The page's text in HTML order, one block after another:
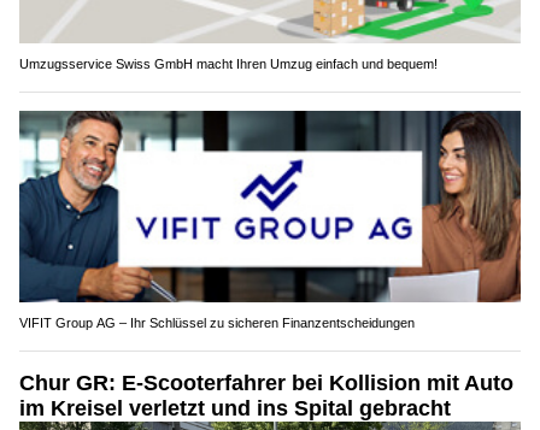
Umzugsservice Swiss GmbH macht Ihren Umzug einfach und bequem!
VIFIT Group AG – Ihr Schlüssel zu sicheren Finanzentscheidungen
Chur GR: E-Scooterfahrer bei Kollision mit Auto
im Kreisel verletzt und ins Spital gebracht